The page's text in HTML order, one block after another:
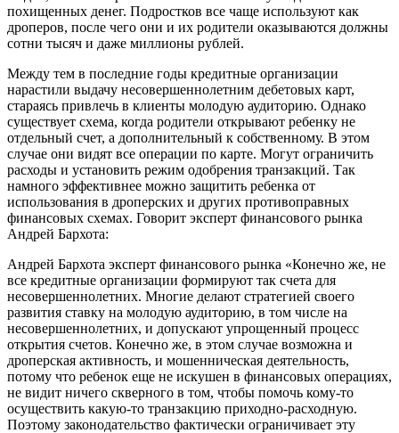
похищенных денег. Подростков все чаще используют как
дроперов, после чего они и их родители оказываются должны
сотни тысяч и даже миллионы рублей.
Между тем в последние годы кредитные организации
нарастили выдачу несовершеннолетним дебетовых карт,
стараясь привлечь в клиенты молодую аудиторию. Однако
существует схема, когда родители открывают ребенку не
отдельный счет, а дополнительный к собственному. В этом
случае они видят все операции по карте. Могут ограничить
расходы и установить режим одобрения транзакций. Так
намного эффективнее можно защитить ребенка от
использования в дроперских и других противоправных
финансовых схемах. Говорит эксперт финансового рынка
Андрей Бархота:
Андрей Бархота эксперт финансового рынка «Конечно же, не
все кредитные организации формируют так счета для
несовершеннолетних. Многие делают стратегией своего
развития ставку на молодую аудиторию, в том числе на
несовершеннолетних, и допускают упрощенный процесс
открытия счетов. Конечно же, в этом случае возможна и
дроперская активность, и мошенническая деятельность,
потому что ребенок еще не искушен в финансовых операциях,
не видит ничего скверного в том, чтобы помочь кому-то
осуществить какую-то транзакцию приходно-расходную.
Поэтому законодательство фактически ограничивает эту